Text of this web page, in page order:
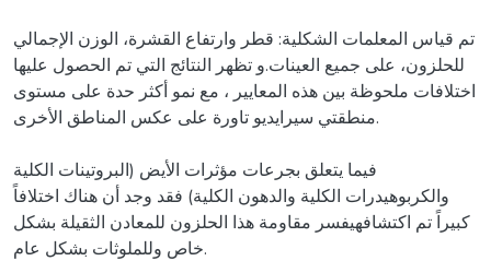
تم قياس المعلمات الشكلية: قطر وارتفاع القشرة، الوزن الإجمالي
للحلزون، على جميع العينات.و تظهر النتائج التي تم الحصول عليها
اختلافات ملحوظة بين هذه المعايير ، مع نمو أكثر حدة على مستوى
منطقتي سيرايديو تاورة على عكس المناطق الأخرى.
فيما يتعلق بجرعات مؤثرات الأيض (البروتينات الكلية
والكربوهيدرات الكلية والدهون الكلية) فقد وجد أن هناك اختلافاً
كبيراً تم اكتشافهيفسر مقاومة هذا الحلزون للمعادن الثقيلة بشكل
خاص وللملوثات بشكل عام.